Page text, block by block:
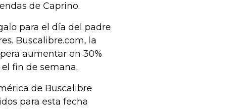
de Caprino.
para el día del padre
Buscalibre.com, la
aumentar en 30%
fin de semana.
de Buscalibre
para esta fecha